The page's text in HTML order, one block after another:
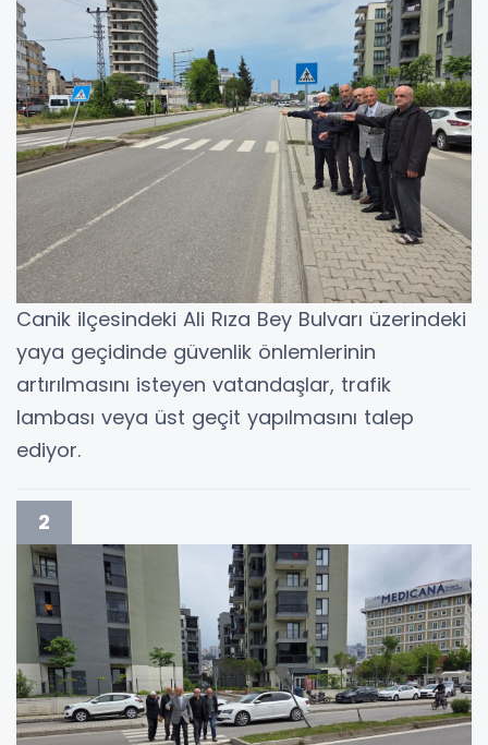
Canik ilçesindeki Ali Rıza Bey Bulvarı üzerindeki
yaya geçidinde güvenlik önlemlerinin
artırılmasını isteyen vatandaşlar, trafik
lambası veya üst geçit yapılmasını talep
ediyor.
2